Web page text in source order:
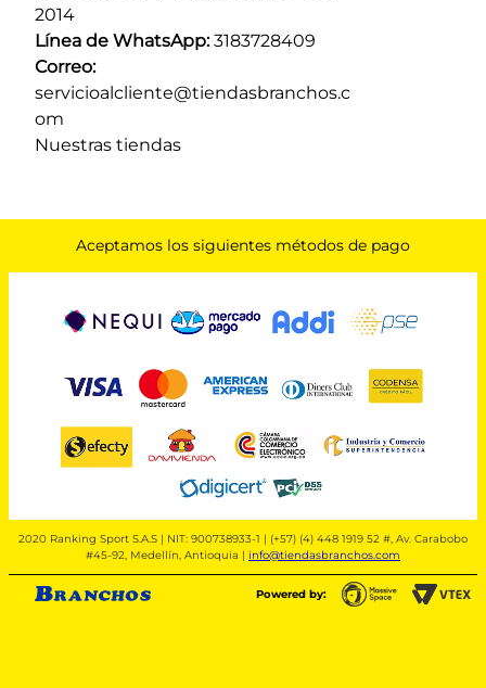
2014
Línea de WhatsApp: 3183728409
Correo:
servicioalcliente@tiendasbranchos.c
om
Nuestras tiendas
Aceptamos los siguientes métodos de pago
2020 Ranking Sport S.A.S | NIT: 900738933-1 | (+57) (4) 448 1919 52 #, Av. Carabobo
#45-92, Medellín, Antioquia | info@tiendasbranchos.com
Powered by: